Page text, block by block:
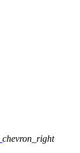
chevron_right